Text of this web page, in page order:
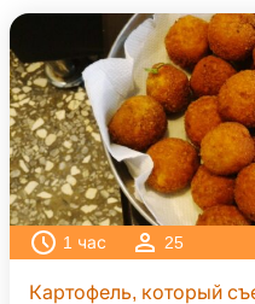
1 час 25
Картофель, который